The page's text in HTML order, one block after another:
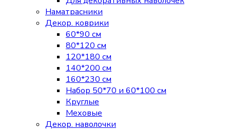
Наматрасники
Декор. коврики
60*90 см
80*120 см
120*180 см
140*200 см
160*230 см
Набор 50*70 и 60*100 см
Круглые
Меховые
Декор. наволочки